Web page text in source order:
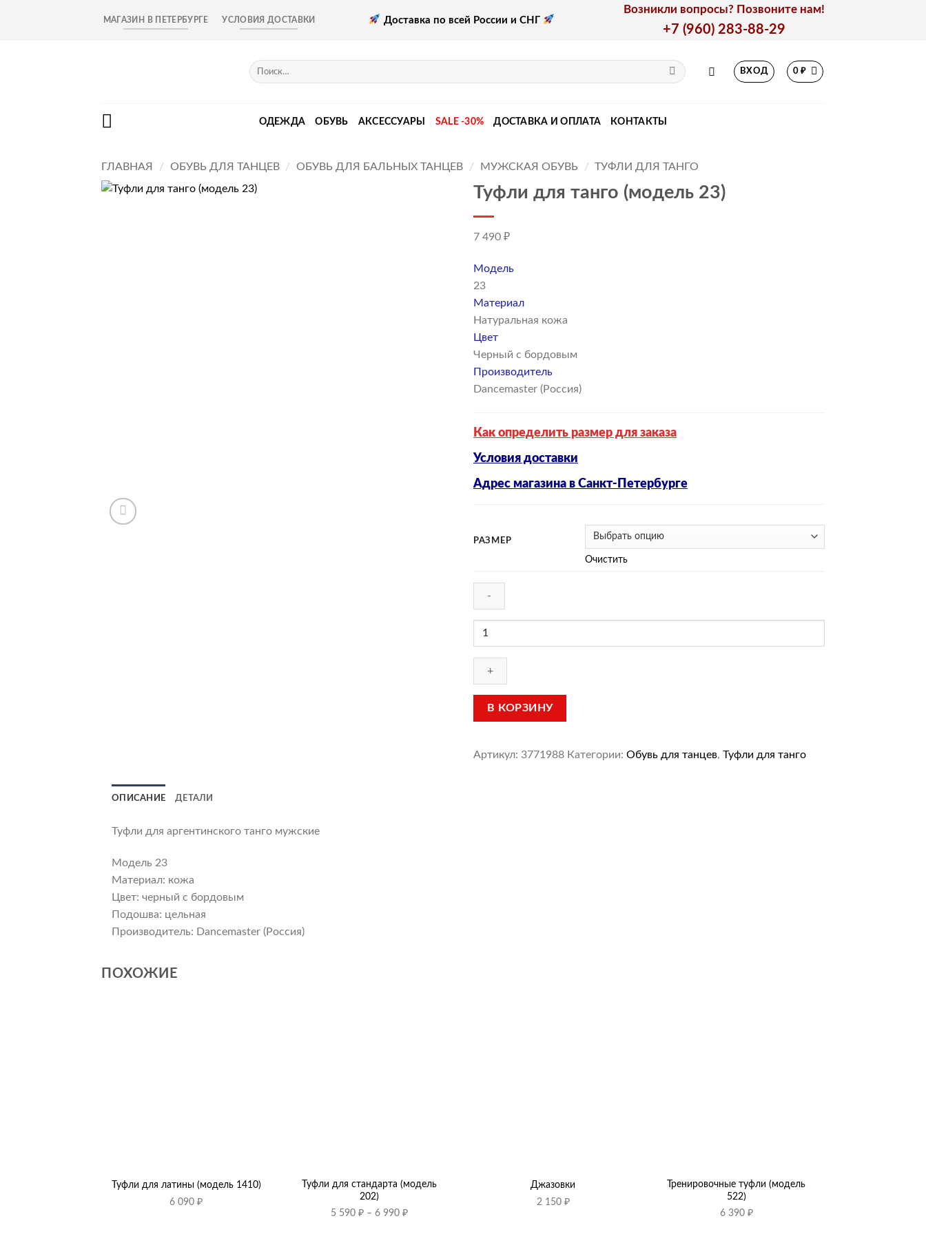
МАГАЗИН В ПЕТЕРБУРГЕ УСЛОВИЯ ДОСТАВКИ Доставка по всей России и СНГ
Возникли вопросы? Позвоните нам!
+7 (960) 283-88-29
Искать:
ВХОД 0₽
ОДЕЖДА ОБУВЬ АКСЕССУАРЫ SALE -30% ДОСТАВКА И ОПЛАТА КОНТАКТЫ
ГЛАВНАЯ / ОБУВЬ ДЛЯ ТАНЦЕВ / ОБУВЬ ДЛЯ БАЛЬНЫХ ТАНЦЕВ / МУЖСКАЯ ОБУВЬ / ТУФЛИ ДЛЯ ТАНГО
Туфли для танго (модель 23)
7 490 ₽
Модель
23
Материал
Натуральная кожа
Цвет
Черный с бордовым
Производитель
Dancemaster (Россия)
Как определить размер для заказа
Условия доставки
Адрес магазина в Санкт-Петербурге
РАЗМЕР
Очистить
Количество
Туфли
для
(модель
23)
В КОРЗИНУ
Артикул: 3771988 Категории: Обувь для танцев, Туфли для танго
ОПИСАНИЕ ДЕТАЛИ
Туфли для аргентинского танго мужские
Модель 23
Материал: кожа
Цвет: черный с бордовым
Подошва: цельная
Производитель: Dancemaster (Россия)
ПОХОЖИЕ
Туфли для латины (модель 1410)
6 090₽
Туфли для стандарта (модель
202)
5 590₽ – 6 990₽Диапазон
Джазовки
2 150 ₽
Тренировочные туфли (модель
522)
6 390 ₽